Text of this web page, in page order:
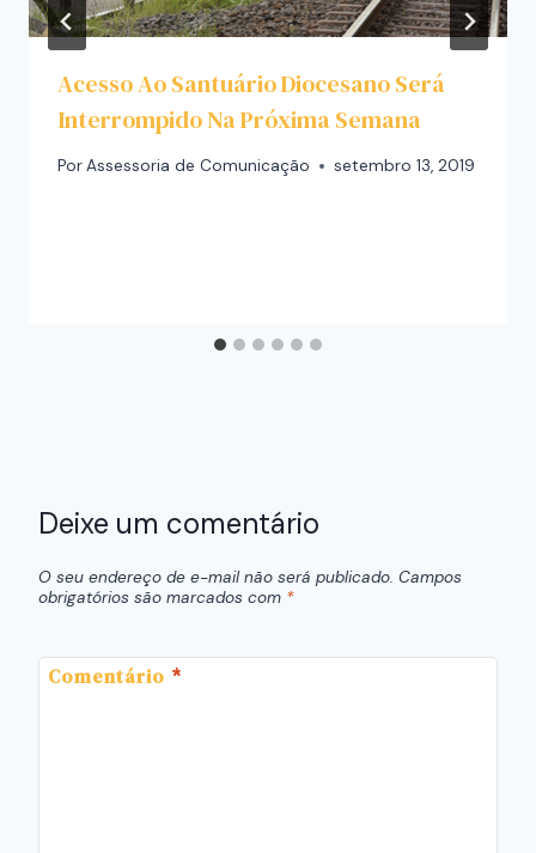
Acesso Ao Santuário Diocesano Será
Interrompido Na Próxima Semana
PorAssessoria de Comunicação setembro 13, 2019
Deixe um comentário
O seu endereço de e-mail não será publicado. Campos
obrigatórios são marcados com *
Comentário *